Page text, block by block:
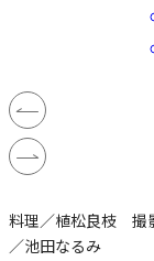
料理／植松良枝 撮
／池田なるみ